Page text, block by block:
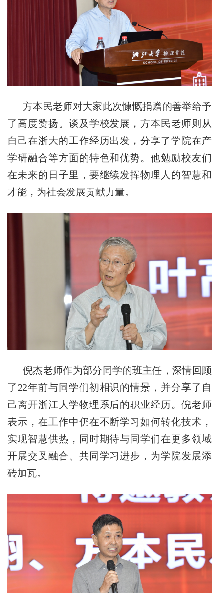
方本民老师对大家此次慷慨捐赠的善举给予
了 高度赞扬。谈及学校发展，方本民老师则从
自己在浙大的工作经历出发，分享了学院在产
学研融合等方面的特色和优势。他勉励校友们
在未来的日子里，要继续发挥物理人的智慧和
才能，为社会发展贡献力量。
倪杰老师作为部分同学的班主任，深情回顾
了 22年前与同学们初相识的情景 ， 并分享了自
己离开浙江大学物理系后的职业经历。倪老师
表示，在工作中仍在不断学习如何转化技术，
实现智慧供热，同时期待与同学们在更多领域
开展交叉融合、共同学习进步 ， 为学院发展添
砖加瓦。